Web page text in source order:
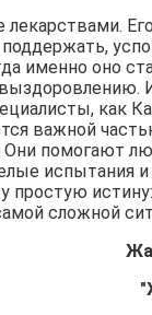
лекарствами.
именно оно
как
важной
Они помогают
испытания
простую
сложной